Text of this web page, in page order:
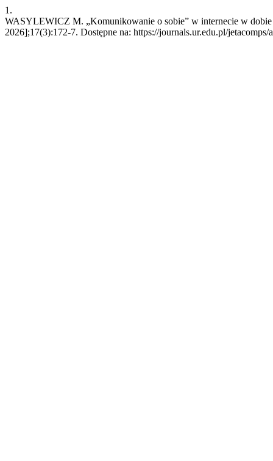
1.
WASYLEWICZ M. „Komunikowanie o sobie” w internecie w
2026];17(3):172-7. Dostępne na: https://journals.ur.edu.pl/